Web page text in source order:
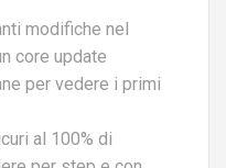
modifiche nel
core update
per vedere i primi
al 100% di